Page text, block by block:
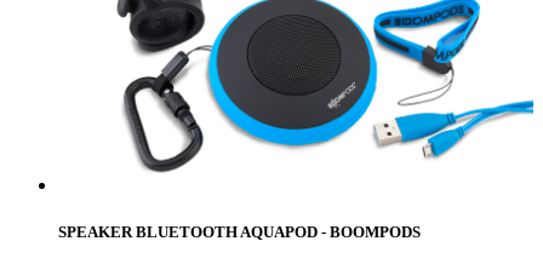
SPEAKER BLUETOOTH AQUAPOD - BOOMPODS